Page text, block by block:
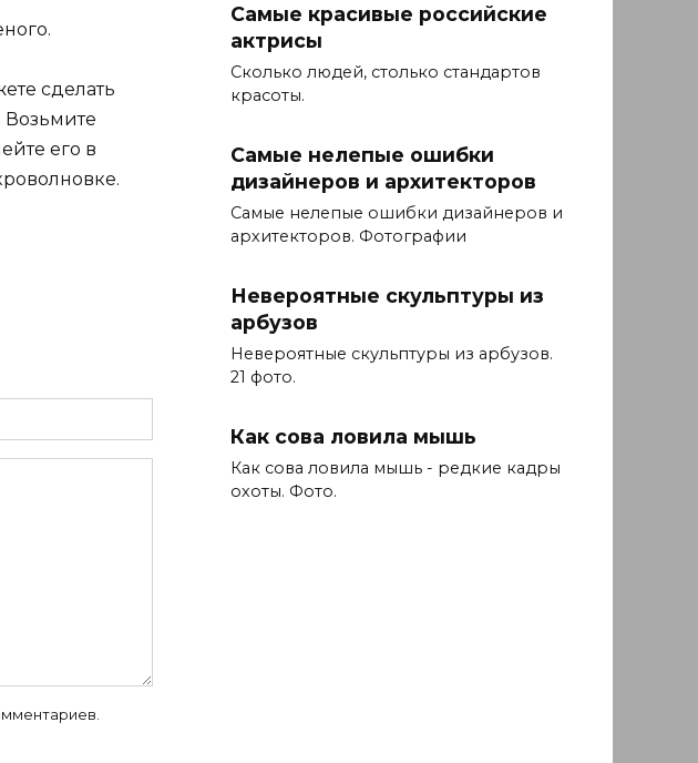
сделать
Возьмите
его в
Самые красивые российские
актрисы
Сколько людей, столько стандартов
красоты.
Самые нелепые ошибки
дизайнеров и архитекторов
Самые нелепые ошибки дизайнеров и
архитекторов. Фотографии
Невероятные скульптуры из
арбузов
Невероятные скульптуры из арбузов.
21 фото.
Как сова ловила мышь
Как сова ловила мышь - редкие кадры
охоты. Фото.